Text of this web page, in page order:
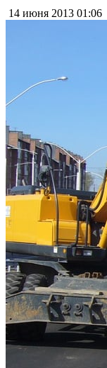
14 июня 2013 01:06